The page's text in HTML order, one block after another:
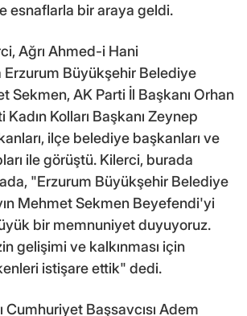
esnaflarla bir araya geldi.
Ağrı Ahmed-i Hani
Erzurum Büyükşehir Belediye
Sekmen, AK Parti İl Başkanı Orhan
Kadın Kolları Başkanı Zeynep
ilçe belediye başkanları ve
ile görüştü. Kilerci, burada
"Erzurum Büyükşehir Belediye
Mehmet Sekmen Beyefendi'yi
bir memnuniyet duyuyoruz.
gelişimi ve kalkınması için
istişare ettik" dedi.
Cumhuriyet Başsavcısı Adem